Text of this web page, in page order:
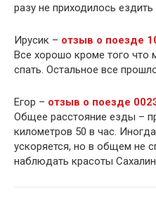
разу не приходилось
Ирусик – отзыв о поезде
Все хорошо кроме того
спать. Остальное все
Егор – отзыв о поезде
Общее расстояние езды –
километров 50 в час.
ускоряется, но в общем не
наблюдать красоты